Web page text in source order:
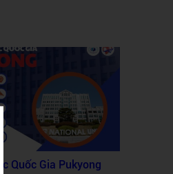
nhé!
Quốc Gia Pukyong